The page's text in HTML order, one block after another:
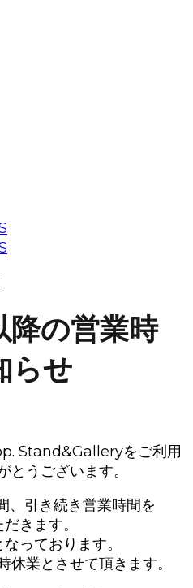
降の営業時
らせ
Stand&Galleryをご利用
とうございます。
、引き続き営業時間を
きます。
っております。
業とさせて頂きます。